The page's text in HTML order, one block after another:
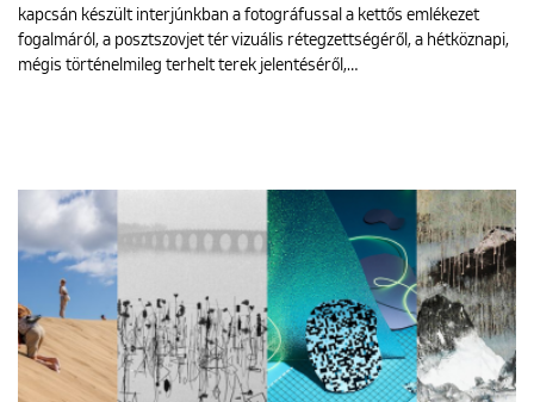
kapcsán készült interjúnkban a fotográfussal a kettős emlékezet
fogalmáról, a posztszovjet tér vizuális rétegzettségéről, a hétköznapi,
mégis történelmileg terhelt terek jelentéséről,…